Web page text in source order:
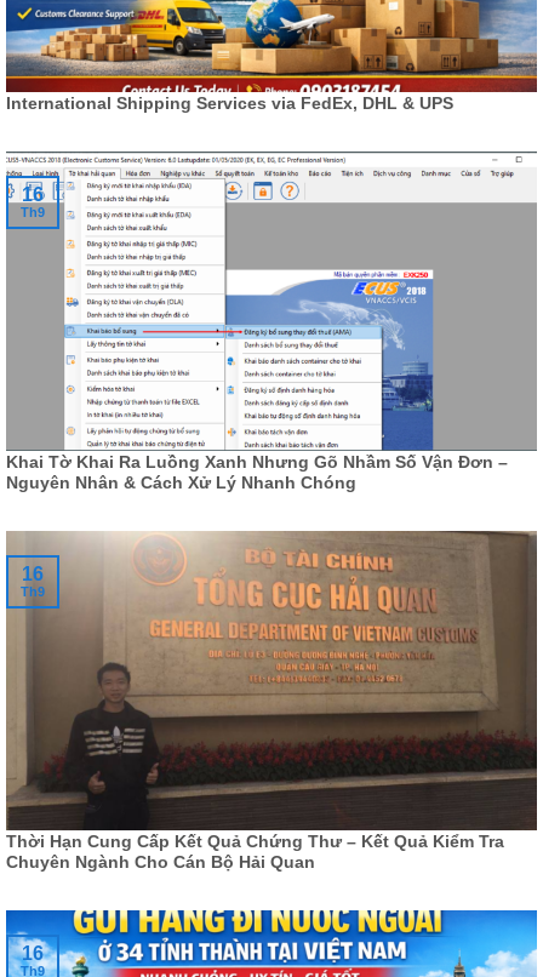
International Shipping Services via FedEx, DHL & UPS
Khai Tờ Khai Ra Luồng Xanh Nhưng Gõ Nhầm Số Vận Đơn –
Nguyên Nhân & Cách Xử Lý Nhanh Chóng
16
Th9
Thời Hạn Cung Cấp Kết Quả Chứng Thư – Kết Quả Kiểm Tra
Chuyên Ngành Cho Cán Bộ Hải Quan
16
Th9
16
Th9